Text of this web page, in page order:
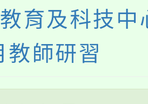
育及科技中
師研習